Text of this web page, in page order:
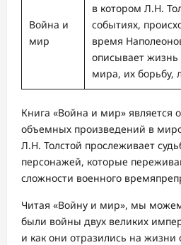
Война и
мир
в котором Л.Н.
событиях,
время
описывает жизнь
мира, их борьбу,
Книга «Война и мир» является
объемных произведений в
Л.Н. Толстой прослеживает
персонажей, которые
сложности военного
Читая «Войну и мир», мы
были войны двух великих
и как они отразились на